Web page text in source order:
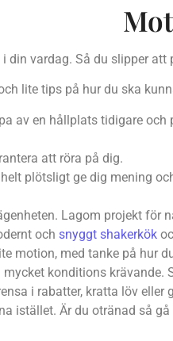
din vardag. Så du slipper
lite tips på hur du ska
av en hållplats tidigare och
att röra på dig.
plötsligt ge dig mening
Lagom projekt
och snyggt shakerkök
motion, med tanke på hur
konditions
i rabatter, kratta löv eller
istället. Är du otränad så